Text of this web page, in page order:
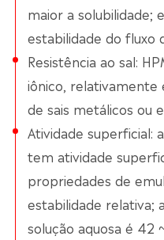
maior a solubilidade;
estabilidade do fluxo
Resistência ao sal:
iônico, relativamente
de sais metálicos ou
Atividade superficial:
tem atividade
propriedades de
estabilidade relativa;
solução aquosa é 42